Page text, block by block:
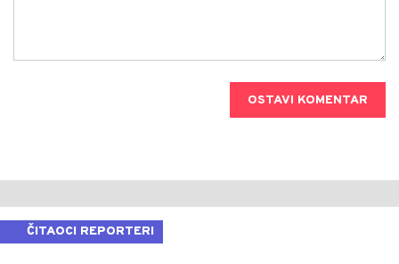
OSTAVI KOMENTAR
ČITAOCI REPORTERI